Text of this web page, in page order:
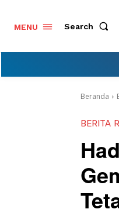
MENU Search
Beranda
BERITA